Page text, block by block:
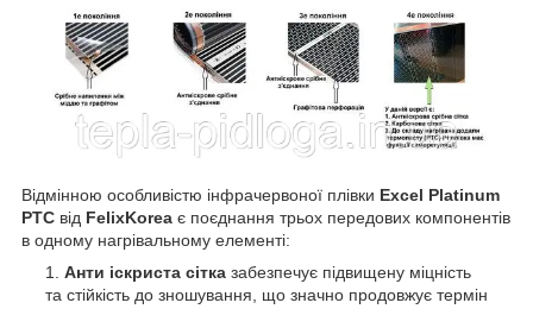
Відмінною особливістю інфрачервоної плівки Excel Platinum
PTC від FelixKorea є поєднання трьох передових компонентів
в одному нагрівальному елементі:
Анти іскриста сітка забезпечує підвищену міцність
та стійкість до зношування, що значно продовжує термін